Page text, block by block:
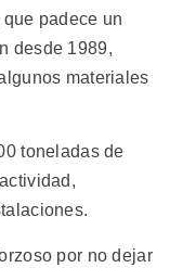
padece un
desde 1989,
materiales
toneladas de
por no dejar